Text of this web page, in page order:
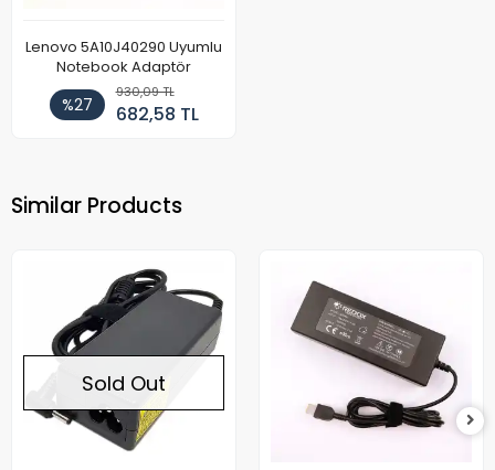
Lenovo 5A10J40290 Uyumlu
Notebook Adaptör
%27
930,09 TL
682,58 TL
Similar Products
Sold Out